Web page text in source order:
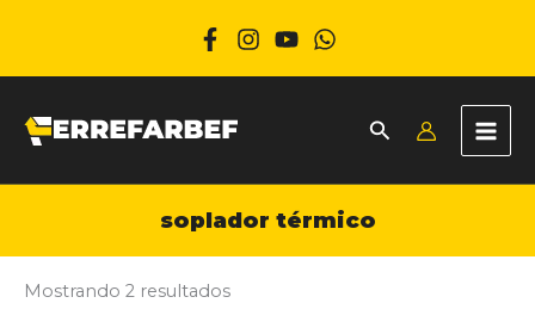
soplador térmico
Mostrando 2 resultados